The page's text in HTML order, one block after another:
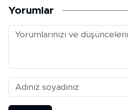
Yorumlar